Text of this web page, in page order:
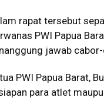
rapat tersebut
PWI Papua
jawab
PWI Papua Barat,
para atlet